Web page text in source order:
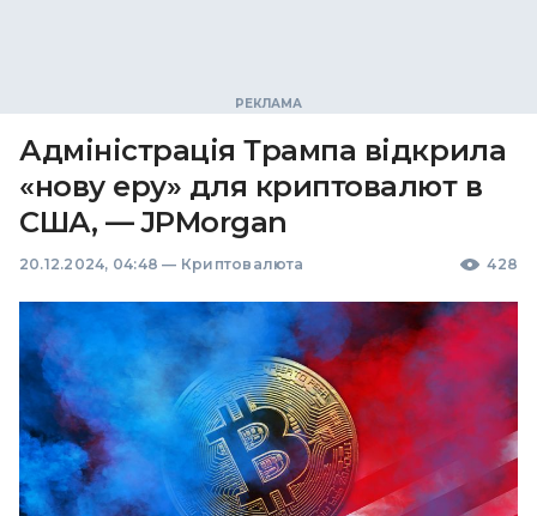
Адміністрація Трампа відкрила
«нову еру» для криптовалют в
США, — JPMorgan
20.12.2024, 04:48 — Криптовалюта 428